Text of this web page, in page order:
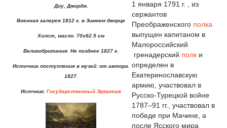
Доу, Джордж.
Военная галерея 1812 г. в Зимнем дворце
Холст, масло. 70х62.5 см
Великобритания. Не позднее 1827 г.
Источник поступления в музей: от автора.
1827.
Истчник: Государственный Эрмитаж
1 января 1791 г. , из
сержантов
Преображенского полка
выпущен капитаном в
Малороссийский
гренадерский полк и
определен в
Екатеринославскую
армию, участвовал в
Русско-Турецкой войне
1787–91 гг., участвовал в
победе при Мачине, а
после Ясского мира